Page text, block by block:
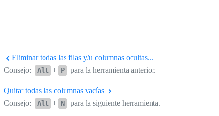
Eliminar todas las filas y/u columnas ocultas...
Consejo:
Alt + P para la herramienta anterior.
Quitar todas las columnas vacías
Consejo:
Alt + N para la siguiente herramienta.